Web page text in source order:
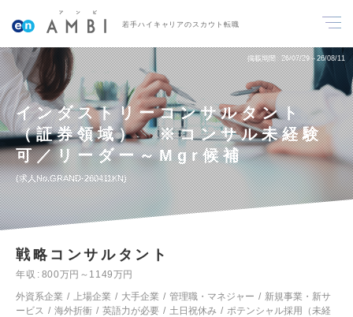
若手ハイキャリアのスカウト転職
掲載期間 26/07/29～26/08/11
インダストリーコンサルタント
（証券領域） ※コンサル未経験
可／リーダー～Mgr候補
求人No.GRAND-260411KN
戦略コンサルタント
年収
800万円～1149万円
外資系企業
上場企業 大手企業 管理職・マネジャー
新規事業・新サ
ービス
海外折衝 英語力が必要 土日祝休み
ポテンシャル採用（未経